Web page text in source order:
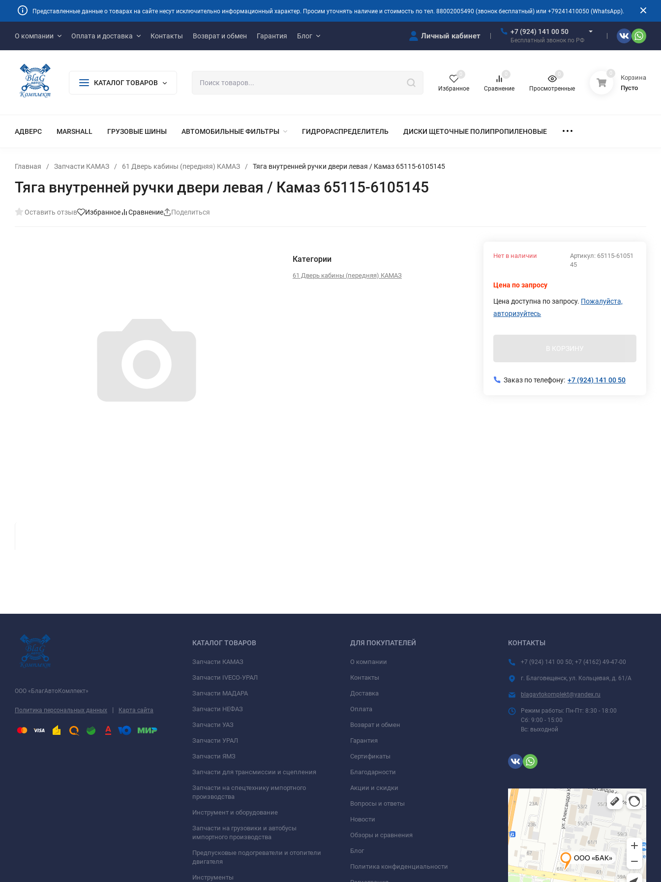
Представленные данные о товарах на сайте несут исключительно информационный характер. Просим уточнять наличие и стоимость по тел. 88002005490 (звонок бесплатный) или +79241410050 (WhatsApp).
О компании Оплата и доставка Контакты Возврат и обмен Гарантия Блог Личный кабинет +7 (924) 141 00 50
Бесплатный звонок по РФ
КАТАЛОГ ТОВАРОВ
Избранное
0
Сравнение
0
Просмотренные
0 0
Корзина
Пусто
АДВЕРС MARSHALL ГРУЗОВЫЕ ШИНЫ АВТОМОБИЛЬНЫЕ ФИЛЬТРЫ ГИДРОРАСПРЕДЕЛИТЕЛЬ ДИСКИ ЩЕТОЧНЫЕ ПОЛИПРОПИЛЕНОВЫЕ
Главная / Запчасти КАМАЗ / 61 Дверь кабины (передняя) КАМАЗ / Тяга внутренней ручки двери левая / Камаз 65115-6105145
Тяга внутренней ручки двери левая / Камаз 65115-6105145
Оставить отзыв Избранное Сравнение Поделиться
Категории
61 Дверь кабины (передняя) КАМАЗ
Артикул: 65115-61051
45
Нет в наличии
Цена по запросу
Цена доступна по запросу. Пожалуйста,
авторизуйтесь
В КОРЗИНУ
Заказ по телефону: +7 (924) 141 00 50
ООО «БлагАвтоКомлпект»
Политика персональных данных | Карта сайта
КАТАЛОГ ТОВАРОВ
Запчасти КАМАЗ
Запчасти IVECO-УРАЛ
Запчасти МАДАРА
Запчасти НЕФАЗ
Запчасти УАЗ
Запчасти УРАЛ
Запчасти ЯМЗ
Запчасти для трансмиссии и сцепления
Запчасти на спецтехнику импортного
производства
Инструмент и оборудование
Запчасти на грузовики и автобусы
импортного производства
Предпусковые подогреватели и отопители
двигателя
Инструменты
ДЛЯ ПОКУПАТЕЛЕЙ
О компании
Контакты
Доставка
Оплата
Возврат и обмен
Гарантия
Сертификаты
Благодарности
Акции и скидки
Вопросы и ответы
Новости
Обзоры и сравнения
Блог
Политика конфиденциальности
КОНТАКТЫ
+7 (924) 141 00 50; +7 (4162) 49-47-00
г. Благовещенск, ул. Кольцевая, д. 61/А
blagavtokomplekt@yandex.ru
Режим работы: Пн-Пт: 8:30 - 18:00
Сб: 9:00 - 15:00
Вс: выходной